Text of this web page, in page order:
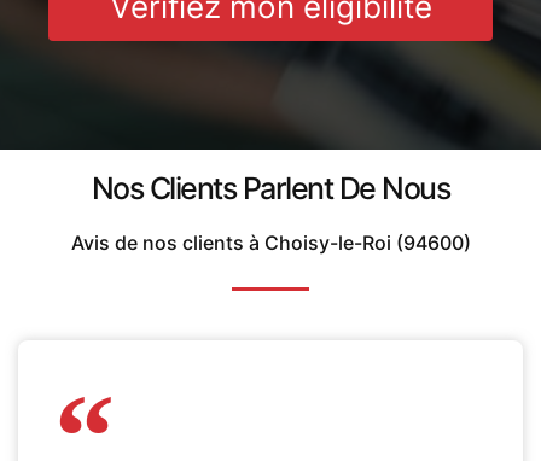
Nos Clients Parlent De Nous
Avis de nos clients à Choisy-le-Roi (94600)